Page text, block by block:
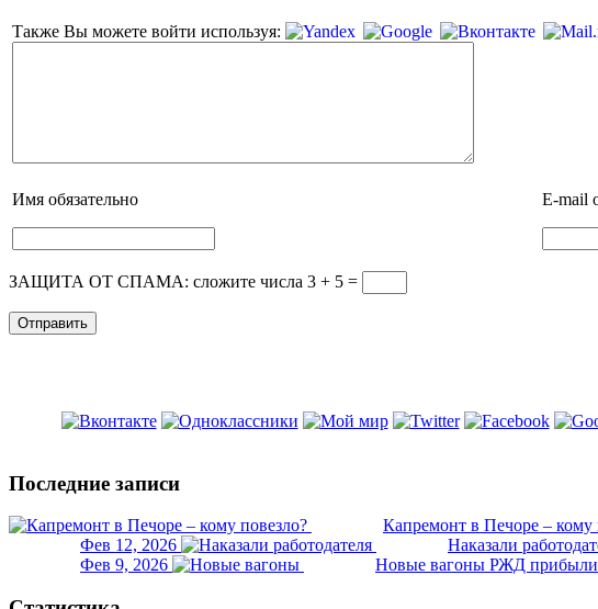
Также Вы можете войти используя:
Имя обязательно E-mail
ЗАЩИТА ОТ СПАМА: сложите числа 3 + 5 =
Последние записи
Капремонт в Печоре – кому
Фев 12, 2026
Наказали
Фев 9, 2026
Новые вагоны РЖД прибыли